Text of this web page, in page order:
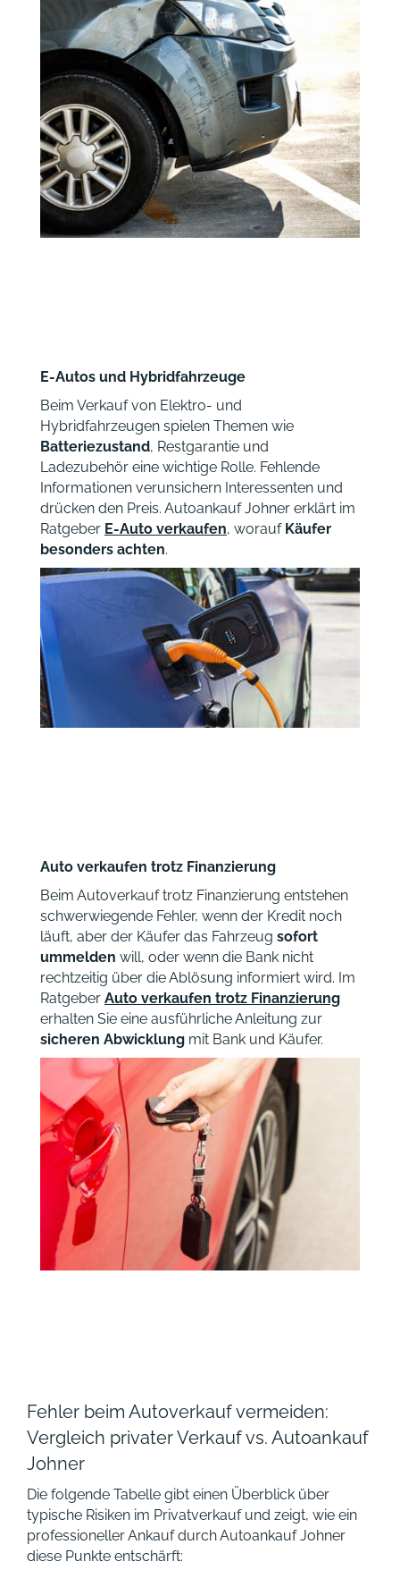
E-Autos und Hybridfahrzeuge
Beim Verkauf von Elektro- und
Hybridfahrzeugen spielen Themen wie
Batteriezustand, Restgarantie und
Ladezubehör eine wichtige Rolle. Fehlende
Informationen verunsichern Interessenten und
drücken den Preis. Autoankauf Johner erklärt im
Ratgeber E-Auto verkaufen, worauf Käufer
besonders achten.
Auto verkaufen trotz Finanzierung
Beim Autoverkauf trotz Finanzierung entstehen
schwerwiegende Fehler, wenn der Kredit noch
läuft, aber der Käufer das Fahrzeug sofort
ummelden will, oder wenn die Bank nicht
rechtzeitig über die Ablösung informiert wird. Im
Ratgeber Auto verkaufen trotz Finanzierung
erhalten Sie eine ausführliche Anleitung zur
sicheren Abwicklung mit Bank und Käufer.
Fehler beim Autoverkauf vermeiden:
Vergleich privater Verkauf vs. Autoankauf
Johner
Die folgende Tabelle gibt einen Überblick über
typische Risiken im Privatverkauf und zeigt, wie ein
professioneller Ankauf durch Autoankauf Johner
diese Punkte entschärft: